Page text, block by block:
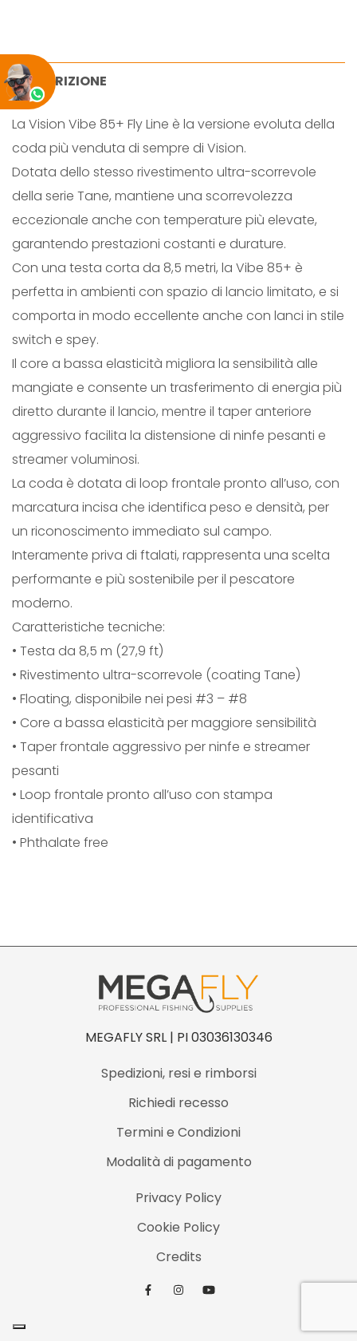
V
I
B
E
8
5
q
u
a
n
t
i
t
à
DESCRIZIONE
La Vision Vibe 85+ Fly Line è la versione evoluta della
coda più venduta di sempre di Vision.
Dotata dello stesso rivestimento ultra-scorrevole
della serie Tane, mantiene una scorrevolezza
eccezionale anche con temperature più elevate,
garantendo prestazioni costanti e durature.
Con una testa corta da 8,5 metri, la Vibe 85+ è
perfetta in ambienti con spazio di lancio limitato, e si
comporta in modo eccellente anche con lanci in stile
switch e spey.
Il core a bassa elasticità migliora la sensibilità alle
mangiate e consente un trasferimento di energia più
diretto durante il lancio, mentre il taper anteriore
aggressivo facilita la distensione di ninfe pesanti e
streamer voluminosi.
La coda è dotata di loop frontale pronto all’uso, con
marcatura incisa che identifica peso e densità, per
un riconoscimento immediato sul campo.
Interamente priva di ftalati, rappresenta una scelta
performante e più sostenibile per il pescatore
moderno.
Caratteristiche tecniche:
• Testa da 8,5 m (27,9 ft)
• Rivestimento ultra-scorrevole (coating Tane)
• Floating, disponibile nei pesi #3 – #8
• Core a bassa elasticità per maggiore sensibilità
• Taper frontale aggressivo per ninfe e streamer
pesanti
• Loop frontale pronto all’uso con stampa
identificativa
• Phthalate free
MEGAFLY SRL | PI 03036130346
Spedizioni, resi e rimborsi
Richiedi recesso
Termini e Condizioni
Modalità di pagamento
Privacy Policy
Cookie Policy
Credits